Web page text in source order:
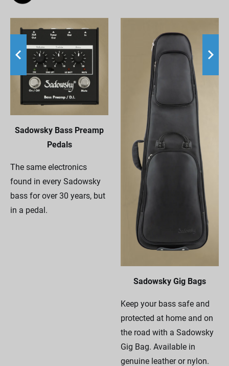
Sadowsky Bass Preamp
Pedals
The same electronics
found in every Sadowsky
bass for over 30 years, but
in a pedal.
Sadowsky Gig Bags
Keep your bass safe and
protected at home and on
the road with a Sadowsky
Gig Bag. Available in
genuine leather or nylon.